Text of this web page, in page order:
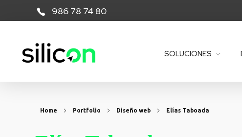
986 78 74 80
SOLUCIONES
Home Portfolio Diseño web Elías Taboada